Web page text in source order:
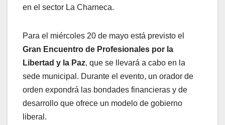
en el sector La Charneca.
​Para el miércoles 20 de mayo está previsto el
Gran Encuentro de Profesionales por la
Libertad y la Paz, que se llevará a cabo en la
sede municipal. Durante el evento, un orador de
orden expondrá las bondades financieras y de
desarrollo que ofrece un modelo de gobierno
liberal.